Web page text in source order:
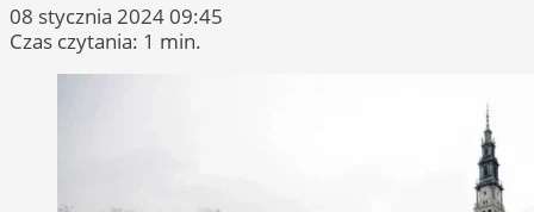
08 stycznia 2024 09:45
Czas czytania: 1 min.